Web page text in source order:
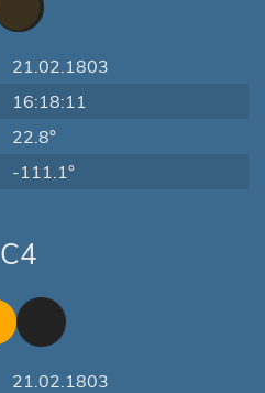
21.02.1803
16:18:11
22.8°
-111.1°
C4
21.02.1803